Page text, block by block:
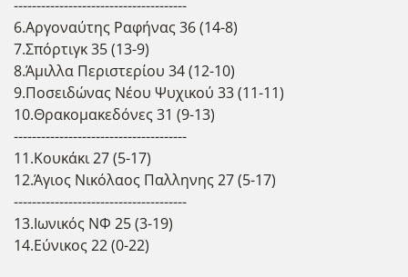
--------------------------------------
6.Αργοναύτης Ραφήνας 36 (14-8)
7.Σπόρτιγκ 35 (13-9)
8.Άμιλλα Περιστερίου 34 (12-10)
9.Ποσειδώνας Νέου Ψυχικού 33 (11-11)
10.Θρακομακεδόνες 31 (9-13)
--------------------------------------
11.Κουκάκι 27 (5-17)
12.Άγιος Νικόλαος Παλληνης 27 (5-17)
--------------------------------------
13.Ιωνικός ΝΦ 25 (3-19)
14.Εύνικος 22 (0-22)